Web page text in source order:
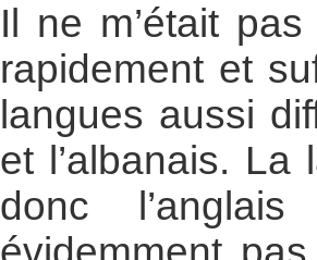
Il ne m’était
rapidement et
langues aussi
et l’albanais.
donc